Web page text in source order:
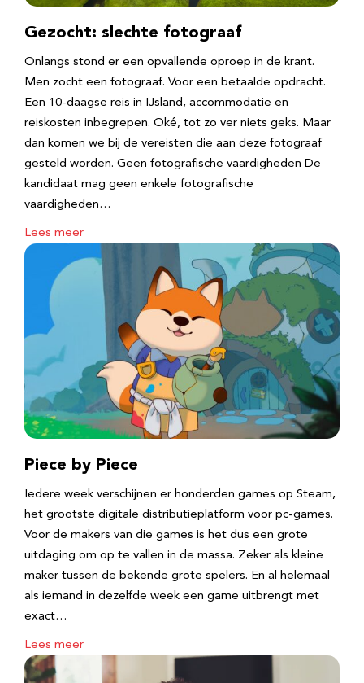
Gezocht: slechte fotograaf
Onlangs stond er een opvallende oproep in de krant.
Men zocht een fotograaf. Voor een betaalde opdracht.
Een 10-daagse reis in IJsland, accommodatie en
reiskosten inbegrepen. Oké, tot zo ver niets geks. Maar
dan komen we bij de vereisten die aan deze fotograaf
gesteld worden. Geen fotografische vaardigheden De
kandidaat mag geen enkele fotografische
vaardigheden…
Lees meer
Piece by Piece
Iedere week verschijnen er honderden games op Steam,
het grootste digitale distributieplatform voor pc-games.
Voor de makers van die games is het dus een grote
uitdaging om op te vallen in de massa. Zeker als kleine
maker tussen de bekende grote spelers. En al helemaal
als iemand in dezelfde week een game uitbrengt met
exact…
Lees meer